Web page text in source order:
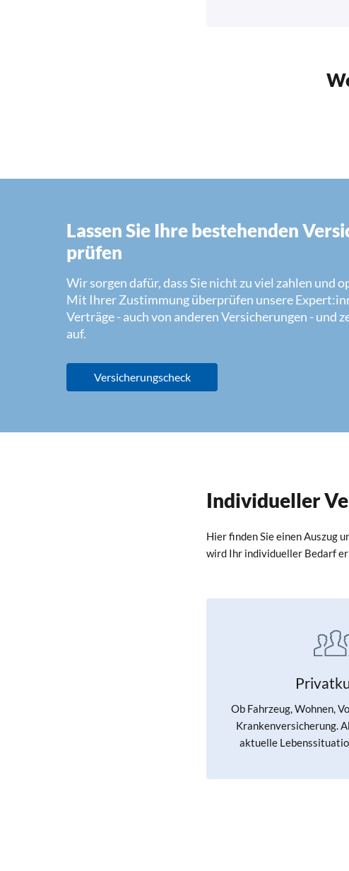
Lassen Sie Ihre bestehenden
prüfen
Wir sorgen dafür, dass Sie nicht zu viel zahlen und
Mit Ihrer Zustimmung überprüfen unsere
Verträge - auch von anderen Versicherungen - und
auf.
Versicherungscheck
Individueller
Hier finden Sie einen Auszug
wird Ihr individueller Bedarf
Ob Fahrzeug, Wohnen,
Krankenversicherung.
aktuelle